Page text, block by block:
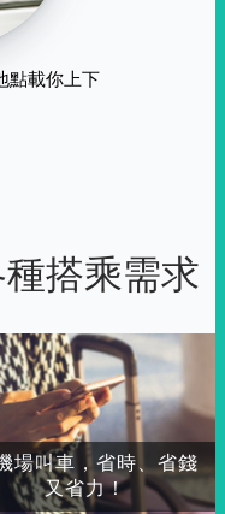
點載你上下
搭乘需求
場叫車，省時、省錢
又省力！